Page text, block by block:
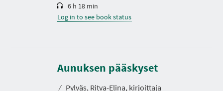
6 h 18 min
Log in to see book status
Aunuksen pääskyset
⁄ Pylväs, Ritva-Elina, kirjoittaja
D
r
a